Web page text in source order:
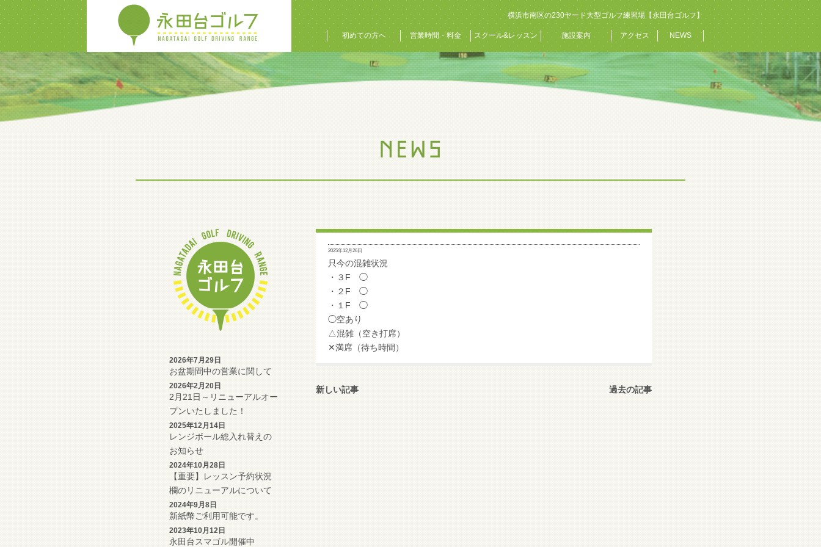
横浜市南区の230ヤード大型ゴルフ練習場【永田台ゴルフ】
初めての方へ 営業時間・料金 スクール&レッスン 施設案内 アクセス NEWS
2026年7月29日
お盆期間中の営業に関して
2026年2月20日
2月21日～リニューアルオー
プンいたしました！
2025年12月14日
レンジボール総入れ替えの
お知らせ
2024年10月28日
【重要】レッスン予約状況
欄のリニューアルについて
2024年9月8日
新紙幣ご利用可能です。
2023年10月12日
永田台スマゴル開催中
2025年12月26日
只今の混雑状況
・３F ◯
・２F ◯
・１F ◯
◯空あり
△混雑（空き打席）
✕満席（待ち時間）
新しい記事 過去の記事